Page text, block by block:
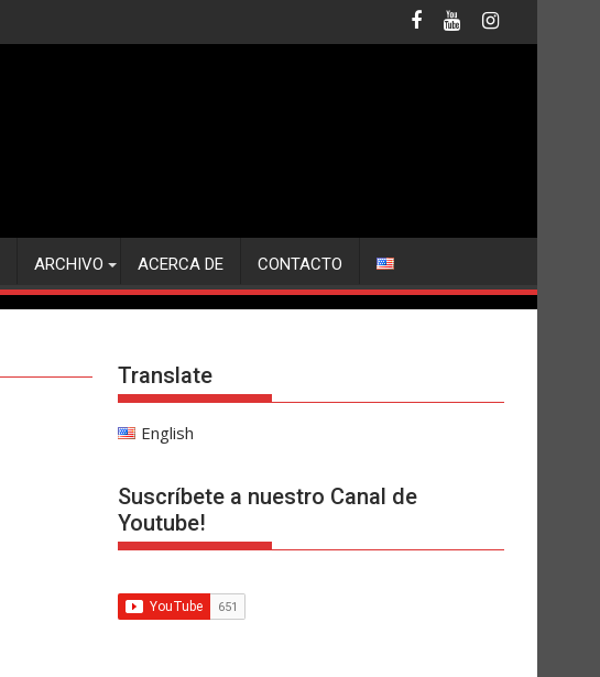
ARCHIVO ACERCA DE CONTACTO
Translate
English
Suscríbete a nuestro Canal de
Youtube!